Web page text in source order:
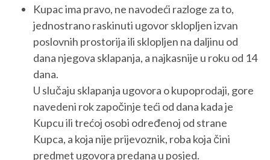
Kupac ima pravo, ne navodeći razloge za to,
jednostrano raskinuti ugovor sklopljen izvan
poslovnih prostorija ili sklopljen na daljinu od
dana njegova sklapanja, a najkasnije u roku od 14
dana.
U slučaju sklapanja ugovora o kupoprodaji, gore
navedeni rok započinje teći od dana kada je
Kupcu ili trećoj osobi određenoj od strane
Kupca, a koja nije prijevoznik, roba koja čini
predmet ugovora predana u posjed.